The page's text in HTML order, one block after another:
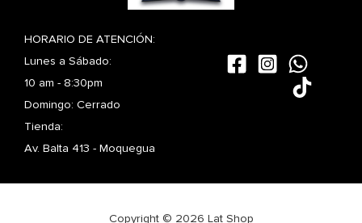
HORARIO DE ATENCIÓN:
Lunes a Sábado:
10 am - 8:30pm
Domingo: Cerrado
Tienda:
Av. Balta 413 - Moquegua
Copyright © 2026 Lat Shop